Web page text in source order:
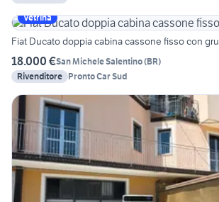
Vetrina
Fiat Ducato doppia cabina cassone fisso con gru
18.000 €San Michele Salentino(BR)
Rivenditore Pronto Car Sud